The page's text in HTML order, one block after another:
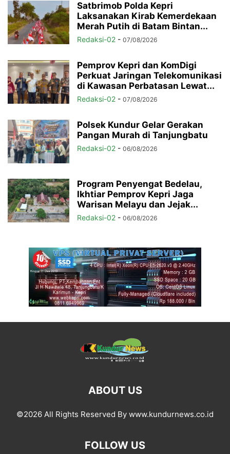
Satbrimob Polda Kepri
Laksanakan Kirab Kemerdekaan
Merah Putih di Batam Bintan...
Redaksi-02 - 07/08/2026
Pemprov Kepri dan KomDigi
Perkuat Jaringan Telekomunikasi
di Kawasan Perbatasan Lewat...
Redaksi-02 - 07/08/2026
Polsek Kundur Gelar Gerakan
Pangan Murah di Tanjungbatu
Redaksi-02 - 06/08/2026
Program Penyengat Bedelau,
Ikhtiar Pemprov Kepri Jaga
Warisan Melayu dan Jejak...
Redaksi-02 - 06/08/2026
ABOUT US
©2026 All Rights Reserved By www.kundurnews.co.id
FOLLOW US